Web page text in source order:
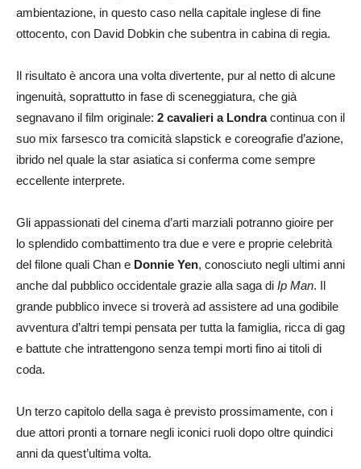
ambientazione, in questo caso nella capitale inglese di fine
ottocento, con David Dobkin che subentra in cabina di regia.
Il risultato è ancora una volta divertente, pur al netto di alcune
ingenuità, soprattutto in fase di sceneggiatura, che già
segnavano il film originale: 2 cavalieri a Londracontinua con il
suo mix farsesco tra comicità slapstick e coreografie d’azione,
ibrido nel quale la star asiatica si conferma come sempre
eccellente interprete.
Gli appassionati del cinema d’arti marziali potranno gioire per
lo splendido combattimento tra due e vere e proprie celebrità
del filone quali Chan e Donnie Yen, conosciuto negli ultimi anni
anche dal pubblico occidentale grazie alla saga di Ip Man. Il
grande pubblico invece si troverà ad assistere ad una godibile
avventura d’altri tempi pensata per tutta la famiglia, ricca di gag
e battute che intrattengono senza tempi morti fino ai titoli di
coda.
Un terzo capitolo della saga è previsto prossimamente, con i
due attori pronti a tornare negli iconici ruoli dopo oltre quindici
anni da quest’ultima volta.